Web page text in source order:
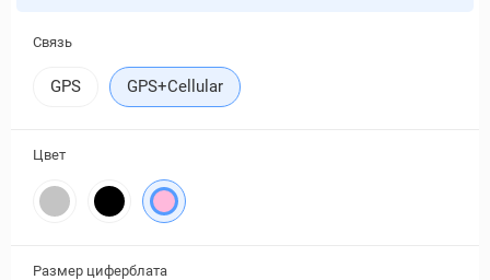
Связь
GPS GPS+Cellular
Цвет
Размер циферблата